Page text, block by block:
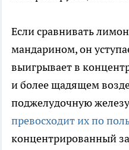
Если сравнивать
мандарином, он
выигрывает в
и более щадящем
поджелудочную
превосходит их по
концентрированный